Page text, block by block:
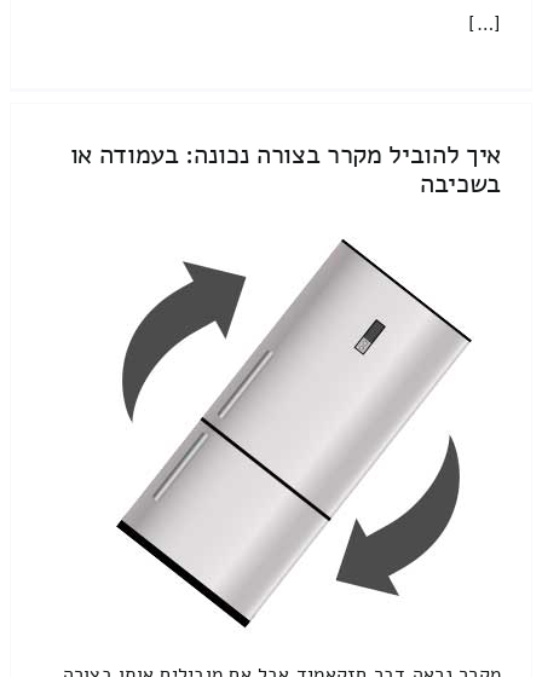
[…]
איך להוביל מקרר בצורה נכונה: בעמודה או
בשכיבה